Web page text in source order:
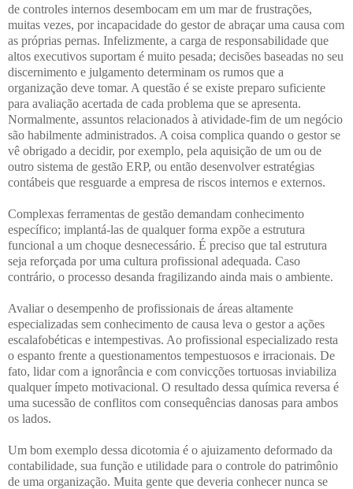
de controles internos desembocam em um mar de frustrações,
muitas vezes, por incapacidade do gestor de abraçar uma causa com
as próprias pernas. Infelizmente, a carga de responsabilidade que
altos executivos suportam é muito pesada; decisões baseadas no seu
discernimento e julgamento determinam os rumos que a
organização deve tomar. A questão é se existe preparo suficiente
para avaliação acertada de cada problema que se apresenta.
Normalmente, assuntos relacionados à atividade-fim de um negócio
são habilmente administrados. A coisa complica quando o gestor se
vê obrigado a decidir, por exemplo, pela aquisição de um ou de
outro sistema de gestão ERP, ou então desenvolver estratégias
contábeis que resguarde a empresa de riscos internos e externos.
Complexas ferramentas de gestão demandam conhecimento
específico; implantá-las de qualquer forma expõe a estrutura
funcional a um choque desnecessário. É preciso que tal estrutura
seja reforçada por uma cultura profissional adequada. Caso
contrário, o processo desanda fragilizando ainda mais o ambiente.
Avaliar o desempenho de profissionais de áreas altamente
especializadas sem conhecimento de causa leva o gestor a ações
escalafobéticas e intempestivas. Ao profissional especializado resta
o espanto frente a questionamentos tempestuosos e irracionais. De
fato, lidar com a ignorância e com convicções tortuosas inviabiliza
qualquer ímpeto motivacional. O resultado dessa química reversa é
uma sucessão de conflitos com consequências danosas para ambos
os lados.
Um bom exemplo dessa dicotomia é o ajuizamento deformado da
contabilidade, sua função e utilidade para o controle do patrimônio
de uma organização. Muita gente que deveria conhecer nunca se